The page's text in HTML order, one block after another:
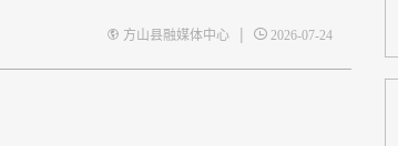
方山县融媒体中心 | 2026-07-24